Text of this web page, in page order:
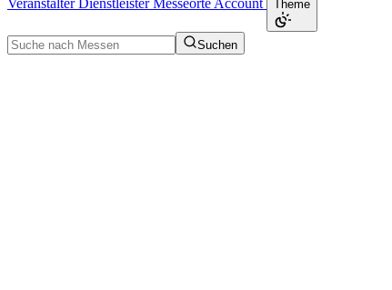
VeranstalterDienstleisterMesseorte Account Theme
Suchen